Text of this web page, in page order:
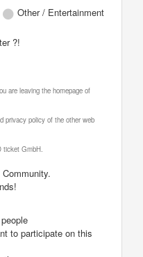
Other / Entertainment
?!
are leaving the homepage of
privacy policy of the other web
ticket GmbH.
to participate on this